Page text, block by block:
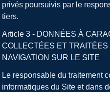
privés poursuivis par le
tiers.
Article 3 - DONNÉES À
COLLECTÉES ET
NAVIGATION SUR LE SITE
Le responsable du traitement
informatiques du Site et dans